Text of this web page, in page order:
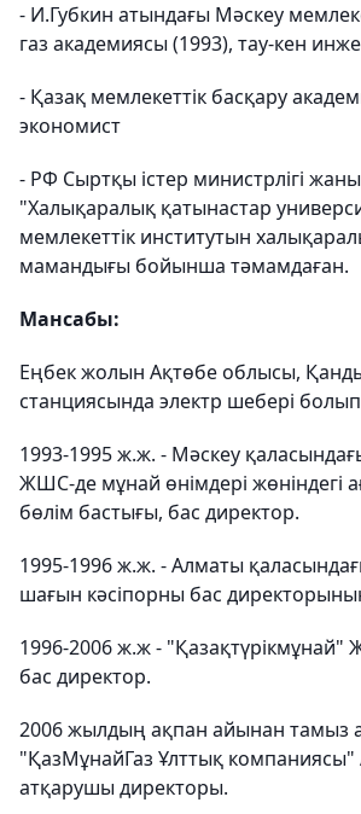
- И.Губкин атындағы Мәскеу
газ академиясы (1993), тау-кен
- Қазақ мемлекеттік басқару
экономист
- РФ Сыртқы істер министрлігі
"Халықаралық қатынастар
мемлекеттік институтын
мамандығы бойынша тәмамдаған.
Мансабы:
Еңбек жолын Ақтөбе облысы,
станциясында электр шебері
1993-1995 ж.ж. - Мәскеу
ЖШС-де мұнай өнімдері жөніндегі
бөлім бастығы, бас директор.
1995-1996 ж.ж. - Алматы
шағын кәсіпорны бас
1996-2006 ж.ж -
бас директор.
2006 жылдың ақпан айынан тамыз
"ҚазМұнайГаз Ұлттық
атқарушы директоры.